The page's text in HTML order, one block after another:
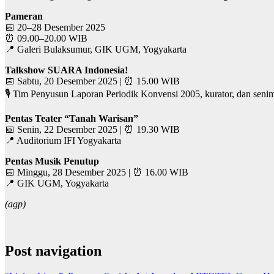
Pameran
📅 20–28 Desember 2025
⏰ 09.00–20.00 WIB
📍 Galeri Bulaksumur, GIK UGM, Yogyakarta
Talkshow SUARA Indonesia!
📅 Sabtu, 20 Desember 2025 | ⏰ 15.00 WIB
🎙 Tim Penyusun Laporan Periodik Konvensi 2005, kurator, dan
Pentas Teater “Tanah Warisan”
📅 Senin, 22 Desember 2025 | ⏰ 19.30 WIB
📍 Auditorium IFI Yogyakarta
Pentas Musik Penutup
📅 Minggu, 28 Desember 2025 | ⏰ 16.00 WIB
📍 GIK UGM, Yogyakarta
(agp)
Post navigation